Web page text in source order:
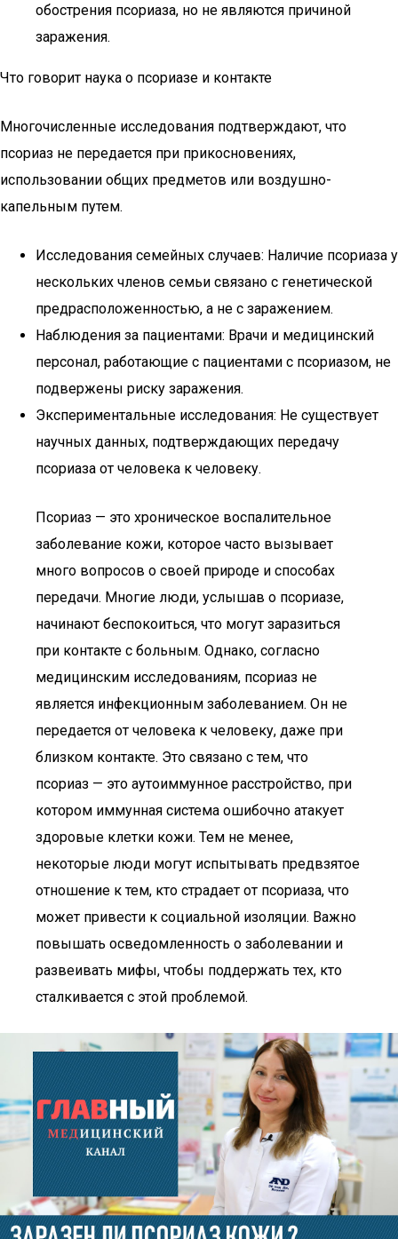
обострения псориаза, но не являются причиной
заражения.
Что говорит наука о псориазе и контакте
Многочисленные исследования подтверждают, что
псориаз не передается при прикосновениях,
использовании общих предметов или воздушно-
капельным путем.
Исследования семейных случаев: Наличие псориаза у
нескольких членов семьи связано с генетической
предрасположенностью, а не с заражением.
Наблюдения за пациентами: Врачи и медицинский
персонал, работающие с пациентами с псориазом, не
подвержены риску заражения.
Экспериментальные исследования: Не существует
научных данных, подтверждающих передачу
псориаза от человека к человеку.
Псориаз — это хроническое воспалительное
заболевание кожи, которое часто вызывает
много вопросов о своей природе и способах
передачи. Многие люди, услышав о псориазе,
начинают беспокоиться, что могут заразиться
при контакте с больным. Однако, согласно
медицинским исследованиям, псориаз не
является инфекционным заболеванием. Он не
передается от человека к человеку, даже при
близком контакте. Это связано с тем, что
псориаз — это аутоиммунное расстройство, при
котором иммунная система ошибочно атакует
здоровые клетки кожи. Тем не менее,
некоторые люди могут испытывать предвзятое
отношение к тем, кто страдает от псориаза, что
может привести к социальной изоляции. Важно
повышать осведомленность о заболевании и
развеивать мифы, чтобы поддержать тех, кто
сталкивается с этой проблемой.